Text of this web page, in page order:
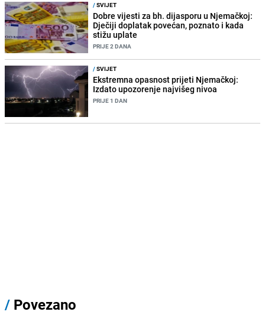
/SVIJET
Dobre vijesti za bh. dijasporu u Njemačkoj:
Dječiji doplatak povećan, poznato i kada
stižu uplate
PRIJE 2 DANA
/SVIJET
Ekstremna opasnost prijeti Njemačkoj:
Izdato upozorenje najvišeg nivoa
PRIJE 1 DAN
/ Povezano